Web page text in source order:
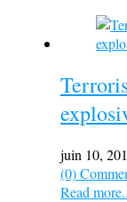
juin 10,
(0)
Read